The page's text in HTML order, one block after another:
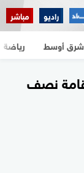
راديو مباشر
شرق أوسط رياضة
نصف